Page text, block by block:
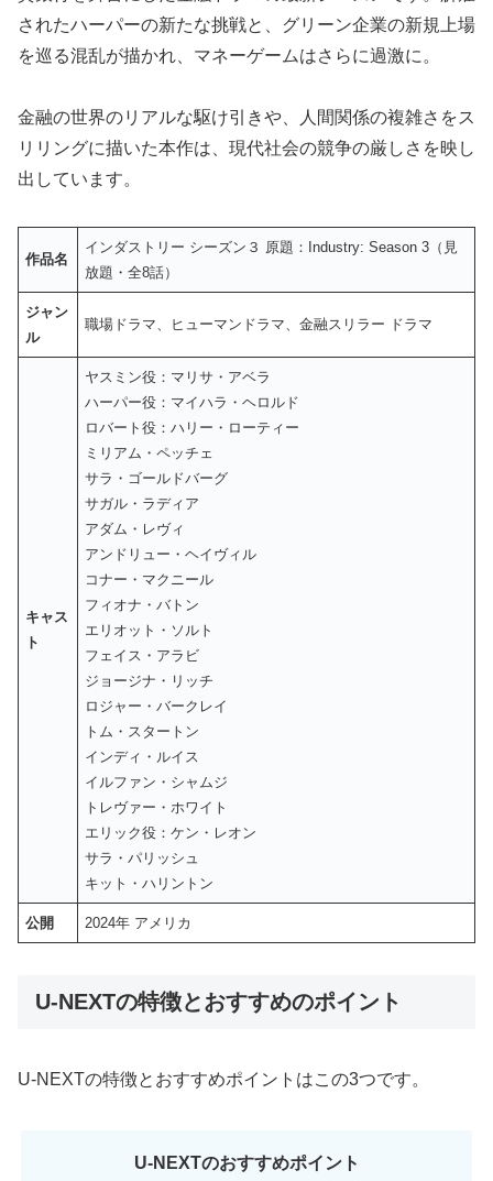
されたハーパーの新たな挑戦と、グリーン企業の新規上場
を巡る混乱が描かれ、マネーゲームはさらに過激に。
金融の世界のリアルな駆け引きや、人間関係の複雑さをス
リリングに描いた本作は、現代社会の競争の厳しさを映し
出しています。
作品名
インダストリー シーズン３ 原題：Industry: Season 3（見
放題・全8話）
ジャン
ル
職場ドラマ、ヒューマンドラマ、金融スリラー ドラマ
キャス
ト
ヤスミン役：マリサ・アベラ
ハーパー役：マイハラ・ヘロルド
ロバート役：ハリー・ローティー
ミリアム・ペッチェ
サラ・ゴールドバーグ
サガル・ラディア
アダム・レヴィ
アンドリュー・ヘイヴィル
コナー・マクニール
フィオナ・バトン
エリオット・ソルト
フェイス・アラビ
ジョージナ・リッチ
ロジャー・バークレイ
トム・スタートン
インディ・ルイス
イルファン・シャムジ
トレヴァー・ホワイト
エリック役：ケン・レオン
サラ・パリッシュ
キット・ハリントン
公開 2024年 アメリカ
U-NEXTの特徴とおすすめのポイント
U-NEXTの特徴とおすすめポイントはこの3つです。
U-NEXTのおすすめポイント